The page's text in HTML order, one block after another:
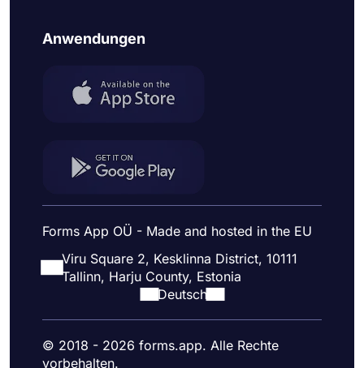
Anwendungen
Forms App OÜ - Made and hosted in the EU
Viru Square 2, Kesklinna District, 10111
Tallinn, Harju County, Estonia
Deutsch
© 2018 - 2026 forms.app. Alle Rechte
vorbehalten.